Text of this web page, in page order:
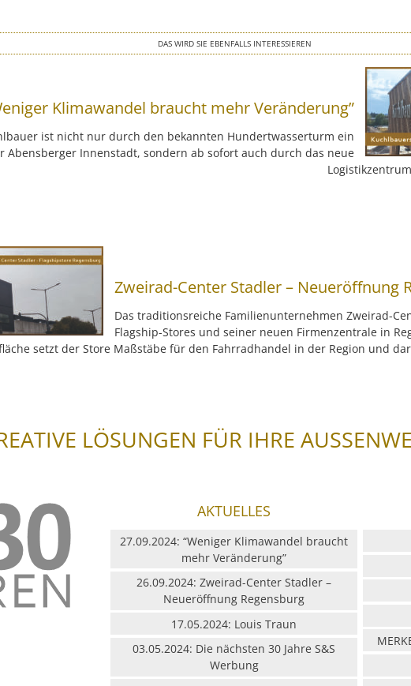
DAS WIRD SIE EBENFALLS INTERESSIEREN
Klimawandel braucht mehr Veränderung”
ist nicht nur durch den bekannten Hundertwasserturm ein
Abensberger Innenstadt, sondern ab sofort auch durch das neue
Zweirad-Center Stadler – Neueröffnung
Das traditionsreiche Familienunternehmen Zweirad-
Flagship-Stores und seiner neuen Firmenzentrale in
setzt der Store Maßstäbe für den Fahrradhandel in der Region und
LÖSUNGEN FÜR IHRE
AKTUELLES
27.09.2024: “Weniger Klimawandel braucht
mehr Veränderung”
26.09.2024: Zweirad-Center Stadler –
Neueröffnung Regensburg
17.05.2024: Louis Traun
03.05.2024: Die nächsten 30 Jahre S&S
Werbung